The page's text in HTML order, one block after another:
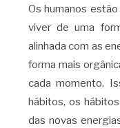
Os humanos
viver de uma
alinhada com as
forma mais
cada momento.
hábitos, os
das novas